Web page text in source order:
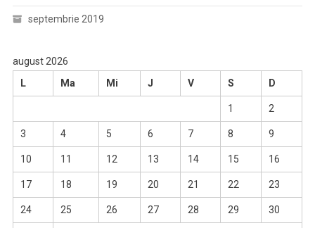
septembrie 2019
august 2026
L
Ma Mi J V S D
1 2
3 4 5 6 7 8 9
10 11 12 13 14 15 16
17 18 19 20 21 22 23
24 25 26 27 28 29 30